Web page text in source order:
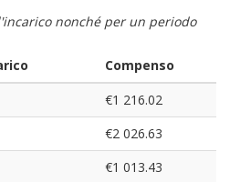
nonché per un periodo
Compenso
€1 216.02
€2 026.63
€1 013.43